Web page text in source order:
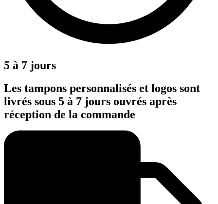
5 à 7 jours
Les tampons personnalisés et logos sont
livrés sous 5 à 7 jours ouvrés après
réception de la commande